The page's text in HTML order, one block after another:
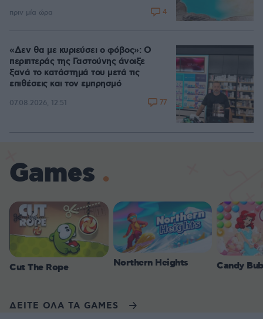
πριν μία ώρα 4
«Δεν θα με κυριεύσει ο φόβος»: Ο
περιπτεράς της Γαστούνης άνοιξε
ξανά το κατάστημά του μετά τις
επιθέσεις και τον εμπρησμό
07.08.2026, 12:51 77
Games
Cut The Rope Northern Heights Candy
ΔΕΙΤΕ ΟΛΑ ΤΑ GAMES